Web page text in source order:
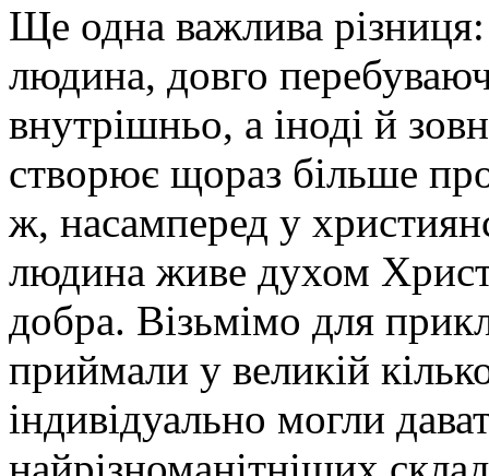
Ще одна важлива
людина, довго
внутрішньо, а іноді й
створює щораз більше
ж, насамперед у
людина живе духом
добра. Візьмімо для
приймали у великій
індивідуально могли